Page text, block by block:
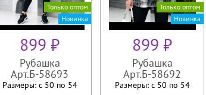
Новинка
Только оптом
899 ₽
Рубашка
Арт.Б-58693
Размеры: с 50 по 54
Новинка
Только оптом
899 ₽
Рубашка
Арт.Б-58692
Размеры: с 50 по 54